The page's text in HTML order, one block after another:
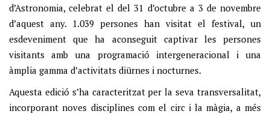
d’Astronomia, celebrat el del 31 d’octubre a 3 de novembre
d’aquest any. 1.039 persones han visitat el festival, un
esdeveniment que ha aconseguit captivar les persones
visitants amb una programació intergeneracional i una
àmplia gamma d’activitats diürnes i nocturnes.
Aquesta edició s’ha caracteritzat per la seva transversalitat,
incorporant noves disciplines com el circ i la màgia, a més